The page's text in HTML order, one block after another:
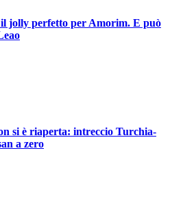
jolly perfetto per Amorim. E può
si è riaperta: intreccio Turchia-
a zero